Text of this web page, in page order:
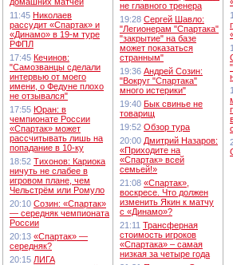
11:45 Николаев
рассудит «Спартак» и
«Динамо» в 19-м туре
РФПЛ
17:45 Кечинов:
"Самозванцы сделали
интервью от моего
имени, о Федуне плохо
не отзывался"
17:55 Юран: в
чемпионате России
«Спартак» может
рассчитывать лишь на
попадание в 10-ку
18:52 Тихонов: Кариока
ничуть не слабее в
игровом плане, чем
Чельстрём или Ромуло
20:10 Созин: «Спартак»
— середняк чемпионата
России
20:13 «Спартак» —
середняк?
20:15 ЛИГА
не главного тренера
19:28 Сергей Шавло:
"Легионерам "Спартака"
"закрытие" на базе
может показаться
странным"
19:36 Андрей Созин:
"Вокруг "Спартака"
много истерики"
19:40 Бык свинье не
товарищ
19:52 Обзор тура
20:00 Дмитрий Назаров:
«Приходите на
«Спартак» всей
семьей!»
21:08 «Спартак»,
воскресе. Что должен
изменить Якин к матчу
с «Динамо»?
21:11 Трансферная
стоимость игроков
«Спартака» – самая
низкая за четыре года